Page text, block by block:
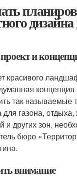
дизайна
и
красивого
так называемые
для газона,
и других зон,
бюро
внимание